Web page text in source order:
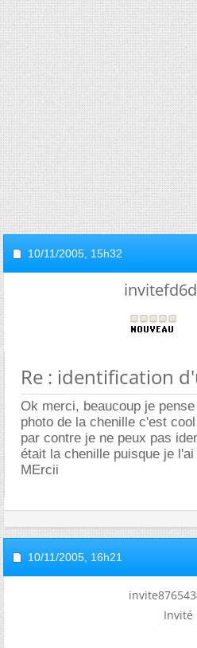
10/11/2005, 15h32
Re : identification
Ok merci, beaucoup je
photo de la chenille c'est cool
par contre je ne peux pas
était la chenille puisque je
MErcii
10/11/2005, 16h21
Invité